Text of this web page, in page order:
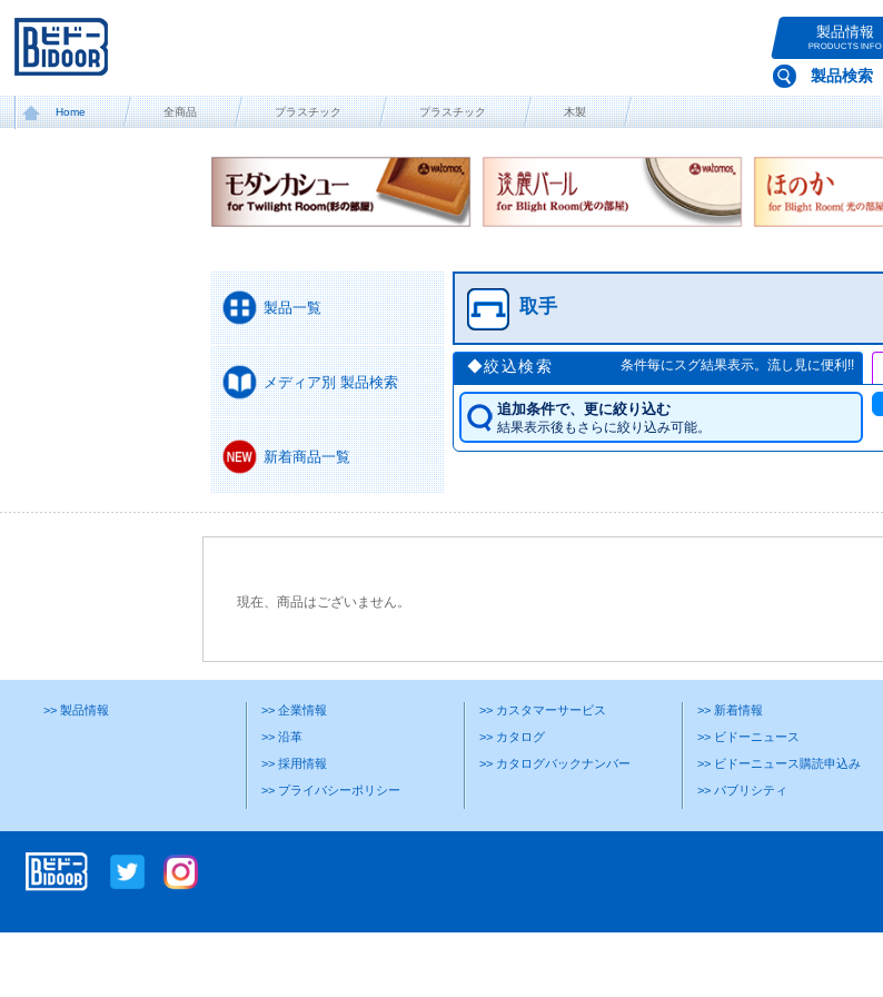
製品情報
PRODUCTS INFO
製品検索
Home 全商品 プラスチック プラスチック 木製
取手
製品一覧
メディア別 製品検索
新着商品一覧
◆絞込検索 条件毎にスグ結果表示。流し見に便利!!
追加条件で、更に絞り込む
結果表示後もさらに絞り込み可能。
現在、商品はございません。
>> 製品情報
>> 企業情報
>> 沿革
>> 採用情報
>> プライバシーポリシー
>> カスタマーサービス
>> カタログ
>> カタログバックナンバー
>> 新着情報
>> ビドーニュース
>> ビドーニュース購読申込み
>> パブリシティ